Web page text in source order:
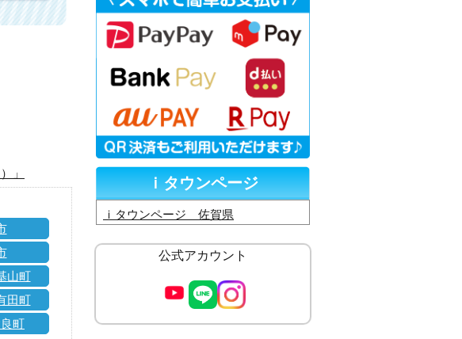
」
山町
田町
町
ｉタウンページ
ｉタウンページ 佐賀県
公式アカウント